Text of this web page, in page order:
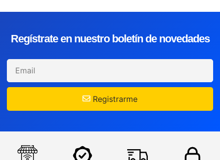
Regístrate en nuestro boletín de novedades
Registrarme